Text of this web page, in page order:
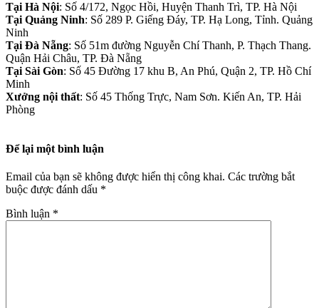
Tại Hà Nội: Số 4/172, Ngọc Hồi, Huyện Thanh Trì, TP. Hà Nội
Tại Quảng Ninh: Số 289 P. Giếng Đáy, TP. Hạ Long, Tỉnh. Quảng
Ninh
Tại Đà Nẵng: Số 51m đường Nguyễn Chí Thanh, P. Thạch Thang.
Quận Hải Châu, TP. Đà Nẵng
Tại Sài Gòn: Số 45 Đường 17 khu B, An Phú, Quận 2, TP. Hồ Chí
Minh
Xưởng nội thất: Số 45 Thống Trực, Nam Sơn. Kiến An, TP. Hải
Phòng
Để lại một bình luận
Email của bạn sẽ không được hiển thị công khai. Các trường bắt
buộc được đánh dấu *
Bình luận *